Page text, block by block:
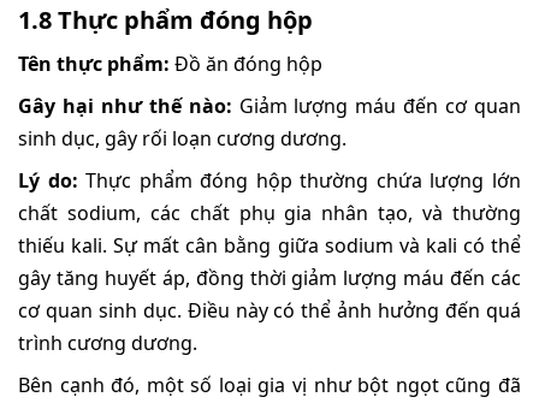
1.8 Thực phẩm đóng hộp
Tên thực phẩm: Đồ ăn đóng hộp
Gây hại như thế nào: Giảm lượng máu đến cơ quan
sinh dục, gây rối loạn cương dương.
Lý do: Thực phẩm đóng hộp thường chứa lượng lớn
chất sodium, các chất phụ gia nhân tạo, và thường
thiếu kali. Sự mất cân bằng giữa sodium và kali có thể
gây tăng huyết áp, đồng thời giảm lượng máu đến các
cơ quan sinh dục. Điều này có thể ảnh hưởng đến quá
trình cương dương.
Bên cạnh đó, một số loại gia vị như bột ngọt cũng đã